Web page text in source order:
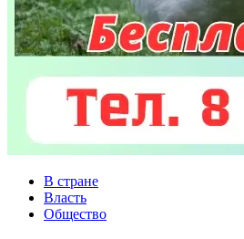
В стране
Власть
Общество